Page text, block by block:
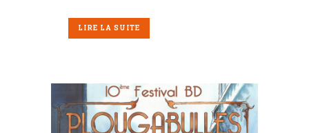
LIRE LA SUITE